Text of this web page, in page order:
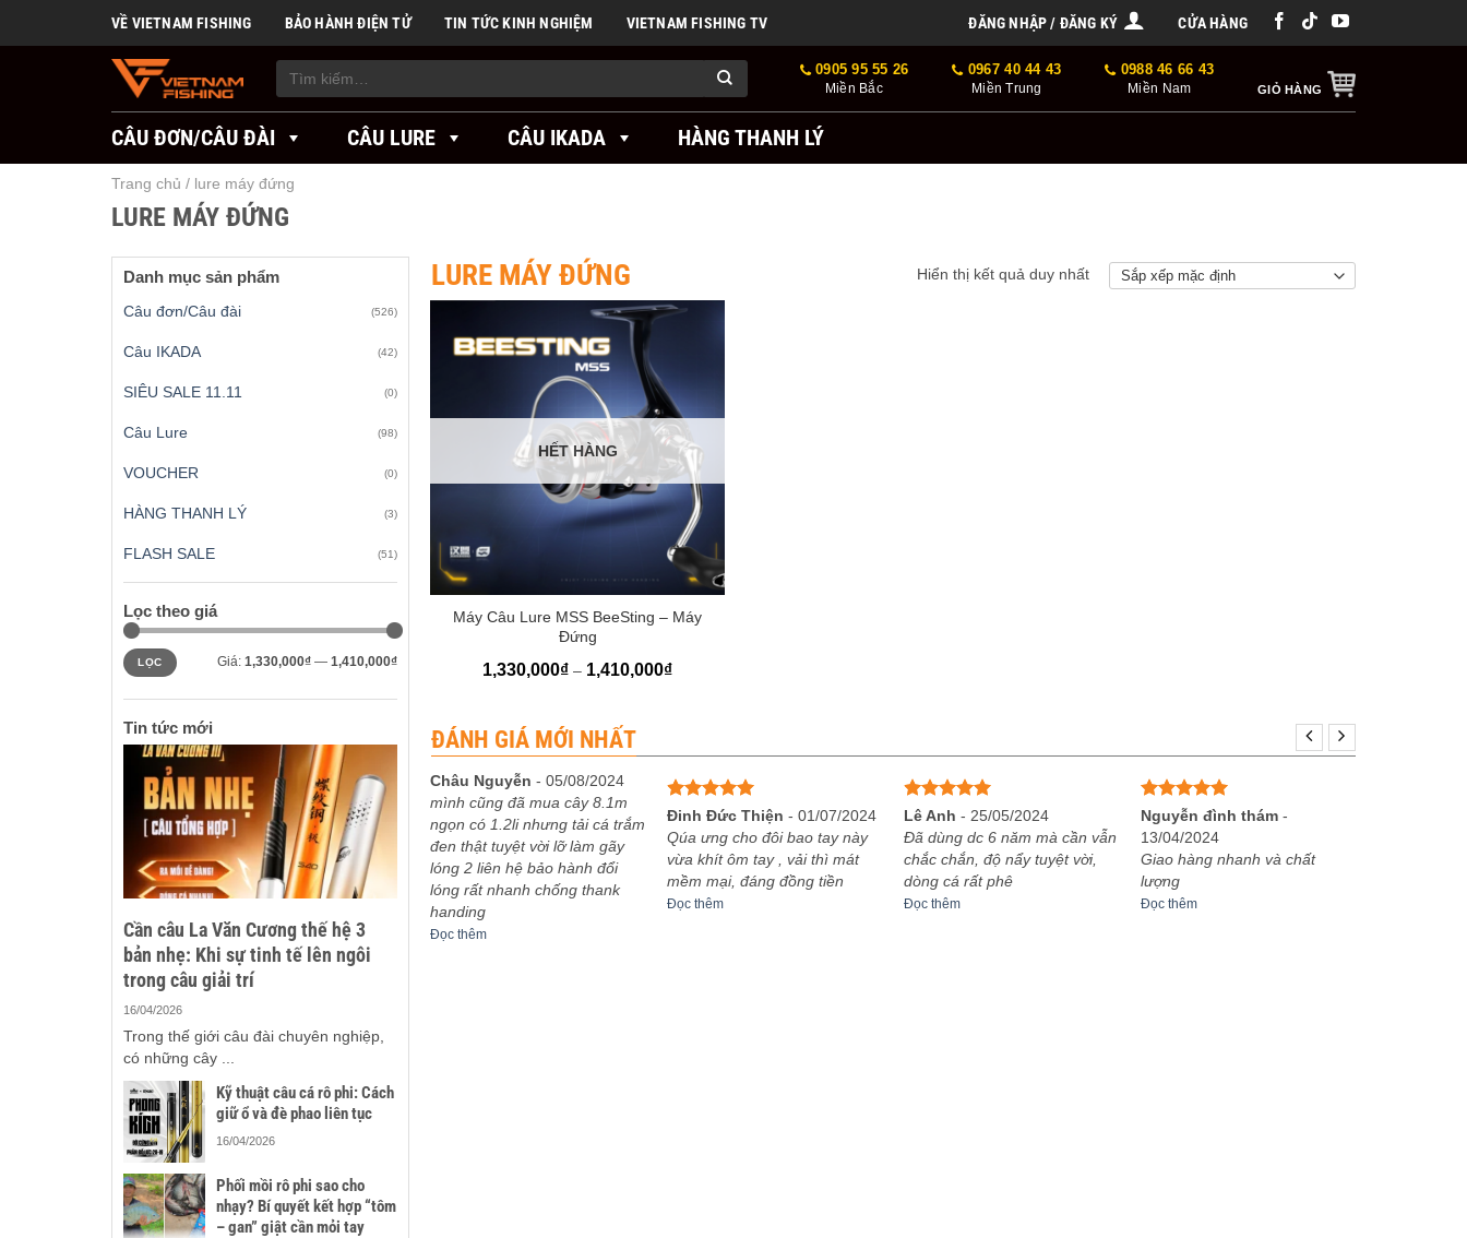
VỀ VIETNAM FISHING BẢO HÀNH ĐIỆN TỬ TIN TỨC KINH NGHIỆM VIETNAM FISHING TV ĐĂNG NHẬP / ĐĂNG KÝ CỬA HÀNG
Tìm
kiếm:
0905 95 55 26
Miền Bắc
0967 40 44 43
Miền Trung
0988 46 66 43
Miền Nam GIỎ HÀNG
CÂU ĐƠN/CÂU ĐÀI CÂU LURE CÂU IKADA HÀNG THANH LÝ
Trang chủ / lure máy đứng
LURE MÁY ĐỨNG
Danh mục sản phẩm
Câu đơn/Câu đài (526)
Câu IKADA (42)
SIÊU SALE 11.11 (0)
Câu Lure (98)
VOUCHER (0)
HÀNG THANH LÝ (3)
FLASH SALE (51)
Lọc theo giá
Giá
tối
thiểu
Giá
tối
đa
LỌC Giá: 1,330,000₫— 1,410,000₫
Tin tức mới
Cần câu La Văn Cương thế hệ 3
bản nhẹ: Khi sự tinh tế lên ngôi
trong câu giải trí
16/04/2026
Trong thế giới câu đài chuyên nghiệp,
có những cây ...
Kỹ thuật câu cá rô phi: Cách
giữ ổ và đè phao liên tục
16/04/2026
Phối mồi rô phi sao cho
nhạy? Bí quyết kết hợp “tôm
– gan” giật cần mỏi tay
LURE MÁY ĐỨNG Hiển thị kết quả duy nhất
+
HẾT HÀNG
Máy Câu Lure MSS BeeSting – Máy
Đứng
1,330,000₫ – 1,410,000₫Khoảng
giá:
ĐÁNH GIÁ MỚI NHẤT
Châu Nguyễn -05/08/2024
mình cũng đã mua cây 8.1m
ngọn có 1.2li nhưng tải cá trắm
đen thật tuyệt vời lỡ làm gãy
lóng 2 liên hệ bảo hành đổi
lóng rất nhanh chống thank
handing
Đọc thêm
Được xếp
hạng
sao
Đinh Đức Thiện -01/07/2024
Qúa ưng cho đôi bao tay này
vừa khít ôm tay , vải thì mát
mềm mại, đáng đồng tiền
Đọc thêm
Được xếp
hạng
sao
Lê Anh - 25/05/2024
Đã dùng dc 6 năm mà cần vẫn
chắc chắn, độ nẩy tuyệt vời,
dòng cá rất phê
Đọc thêm
Được xếp
hạng55
sao
Nguyễn đình thám-
13/04/2024
Giao hàng nhanh và chất
lượng
Đọc thêm
Được xếp
hạng
5
sao
Sơn Ca-
30/11/2023
5m4 tuyệt vời
Đọc thêm